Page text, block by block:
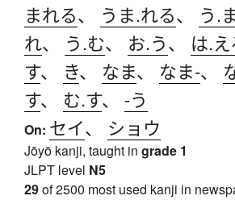
まれる、 うま.れる、 う.
れ、 う.む、 お.う、 は.え
す、 き、 なま、 なま-、
す、 む.す、 -う
On: セイ、 ショウ
Jōyō kanji, taught in grade 1
JLPT level N5
29of 2500 most used kanji in